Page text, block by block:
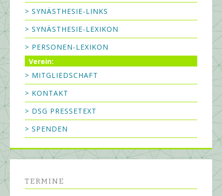
> SYNÄSTHESIE-LINKS
> SYNÄSTHESIE-LEXIKON
> PERSONEN-LEXIKON
Verein:
> MITGLIEDSCHAFT
> KONTAKT
> DSG PRESSETEXT
> SPENDEN
TERMINE